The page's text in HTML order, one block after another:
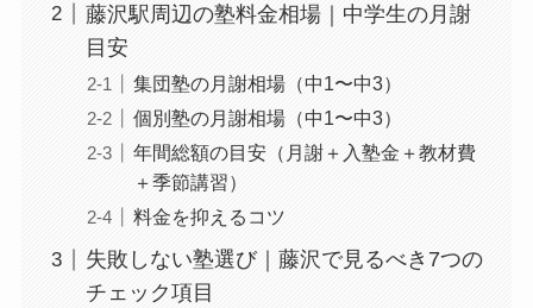
藤沢駅周辺の塾料金相場｜中学生の月謝
目安
集団塾の月謝相場（中1〜中3）
個別塾の月謝相場（中1〜中3）
年間総額の目安（月謝＋入塾金＋教材費
＋季節講習）
料金を抑えるコツ
失敗しない塾選び｜藤沢で見るべき7つの
チェック項目